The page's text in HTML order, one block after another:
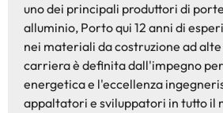
uno dei principali produttori di
alluminio, Porto qui 12 anni di
nei materiali da costruzione ad
carriera è definita dall'impegno
energetica e l'eccellenza
appaltatori e sviluppatori in tutto il